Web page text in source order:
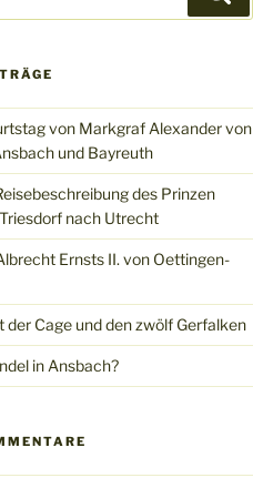
von Markgraf Alexander von
und Bayreuth
des Prinzen
nach Utrecht
Ernsts II. von Oettingen-
der Cage und den zwölf Gerfalken
in Ansbach?